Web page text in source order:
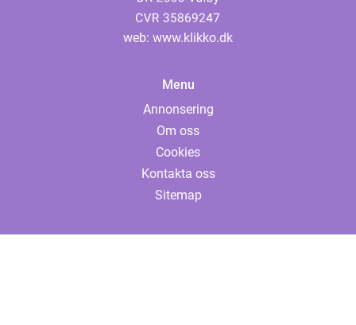
web: www.klikko.dk
Menu
Annonsering
Om oss
Cookies
Kontakta oss
Sitemap